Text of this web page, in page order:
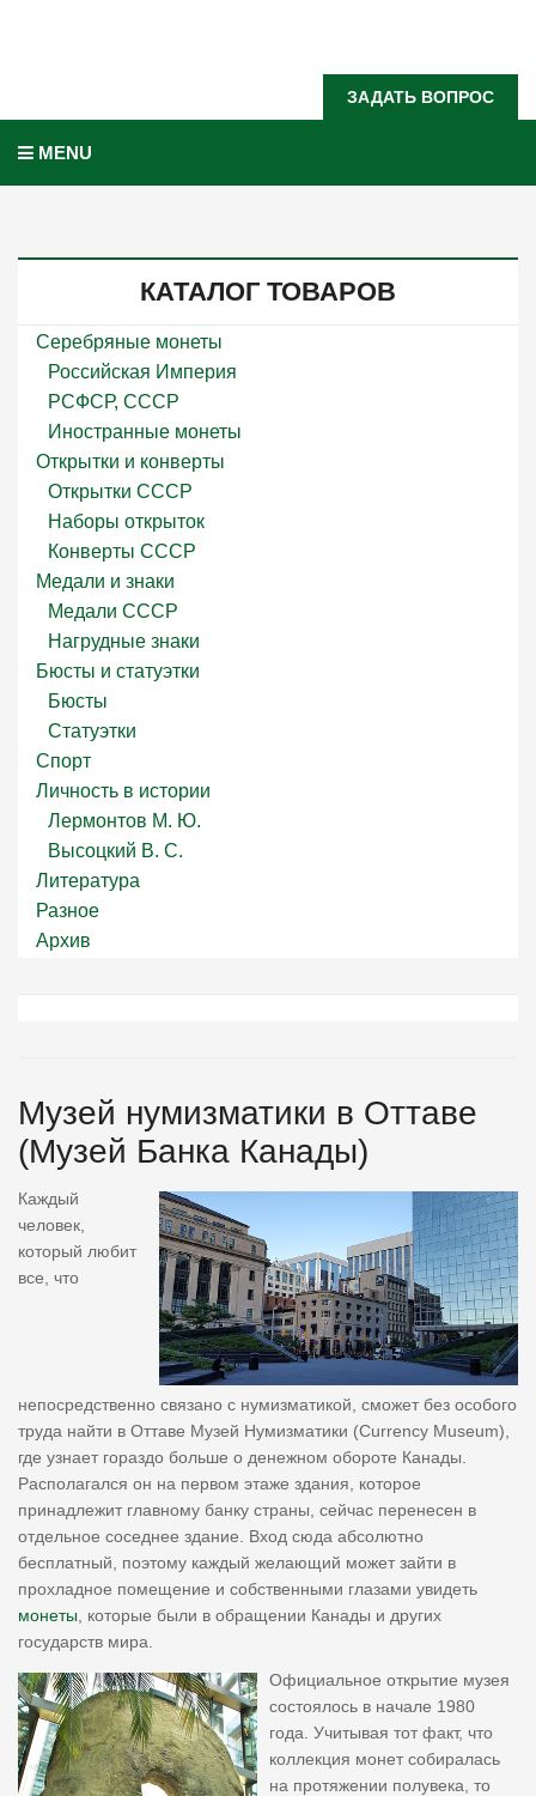
ЗАДАТЬ ВОПРОС
MENU
КАТАЛОГ ТОВАРОВ
Серебряные монеты
Российская Империя
РСФСР, СССР
Иностранные монеты
Открытки и конверты
Открытки СССР
Наборы открыток
Конверты СССР
Медали и знаки
Медали СССР
Нагрудные знаки
Бюсты и статуэтки
Бюсты
Статуэтки
Спорт
Личность в истории
Лермонтов М. Ю.
Высоцкий В. С.
Литература
Разное
Архив
Музей нумизматики в Оттаве
(Музей Банка Канады)
Каждый
человек,
который любит
все, что
непосредственно связано с нумизматикой, сможет без особого
труда найти в Оттаве Музей Нумизматики (Currency Museum),
где узнает гораздо больше о денежном обороте Канады.
Располагался он на первом этаже здания, которое
принадлежит главному банку страны, сейчас перенесен в
отдельное соседнее здание. Вход сюда абсолютно
бесплатный, поэтому каждый желающий может зайти в
прохладное помещение и собственными глазами увидеть
монеты , которые были в обращении Канады и других
государств мира.
Официальное открытие музея
состоялось в начале 1980
года. Учитывая тот факт, что
коллекция монет собиралась
на протяжении полувека, то